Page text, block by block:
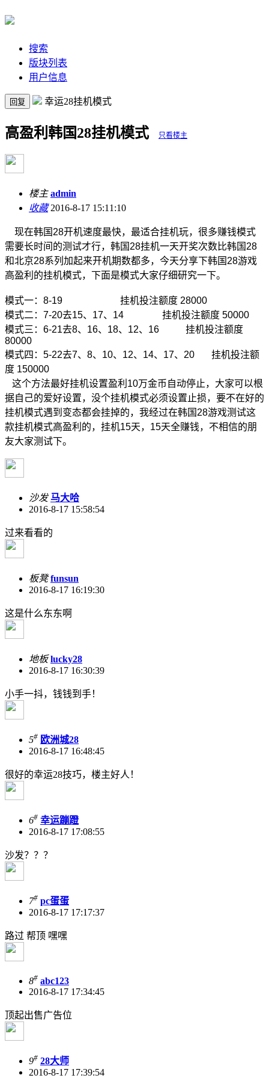
搜索
版块列表
用户信息
回复 幸运28挂机模式
高盈利韩国28挂机模式 只看楼主
楼主 admin
收藏2016-8-17 15:11:10
现在韩国28开机速度最快，最适合挂机玩，很多赚钱模式
需要长时间的测试才行，韩国28挂机一天开奖次数比韩国28
和北京28系列加起来开机期数都多，今天分享下韩国28游戏
高盈利的挂机模式，下面是模式大家仔细研究一下。
模式一：8-19 挂机投注额度 28000
模式二：7-20去15、17、14 挂机投注额度 50000
模式三：6-21去8、16、18、12、16 挂机投注额度
80000
模式四：5-22去7、8、10、12、14、17、20 挂机投注额
度 150000
这个方法最好挂机设置盈利10万金币自动停止，大家可以根
据自己的爱好设置，没个挂机模式必须设置止损，要不在好的
挂机模式遇到变态都会挂掉的，我经过在韩国28游戏测试这
款挂机模式高盈利的，挂机15天，15天全赚钱，不相信的朋
友大家测试下。
沙发 马大哈
2016-8-17 15:58:54
过来看看的
板凳 funsun
2016-8-17 16:19:30
这是什么东东啊
地板 lucky28
2016-8-17 16:30:39
小手一抖，钱钱到手！
5# 欧洲城28
2016-8-17 16:48:45
很好的幸运28技巧，楼主好人！
6# 幸运蹦蹬
2016-8-17 17:08:55
沙发？？？
7# pc蛋蛋
2016-8-17 17:17:37
路过 帮顶 嘿嘿
8# abc123
2016-8-17 17:34:45
顶起出售广告位
9# 28大师
2016-8-17 17:39:54